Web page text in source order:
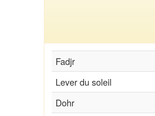
Fadjr
Lever du soleil
Dohr